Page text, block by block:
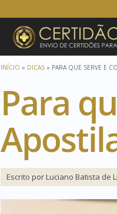
INÍCIO » DICAS » PARA QUE SERVE E
Para
Escrito por Luciano Batista de